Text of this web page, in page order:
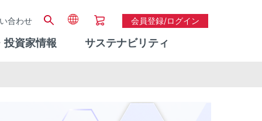
合わせ 会員登録/ログイン
投資家情報 サステナビリティ